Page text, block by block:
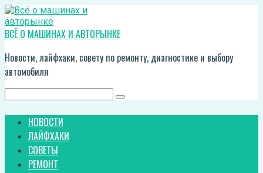
Перейти
к
контенту
ВСЁ О МАШИНАХ И АВТОРЫНКЕ
Новости, лайфхаки, совету по ремонту, диагностике и выбору
автомобиля
НОВОСТИ
ЛАЙФХАКИ
СОВЕТЫ
РЕМОНТ